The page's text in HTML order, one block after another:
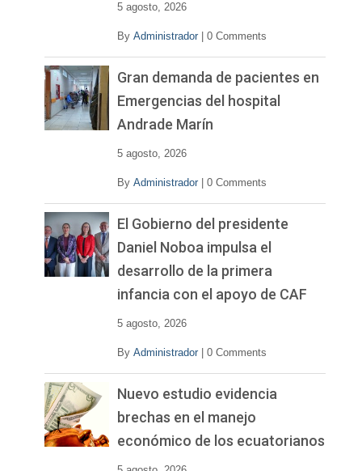
5 agosto, 2026
By Administrador 0 Comments
Gran demanda de pacientes en
Emergencias del hospital
Andrade Marín
5 agosto, 2026
By Administrador 0 Comments
El Gobierno del presidente
Daniel Noboa impulsa el
desarrollo de la primera
infancia con el apoyo de CAF
5 agosto, 2026
By Administrador 0 Comments
Nuevo estudio evidencia
brechas en el manejo
económico de los ecuatorianos